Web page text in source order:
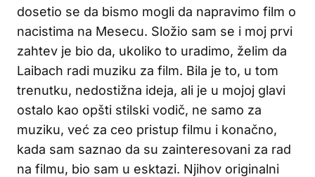
dosetio se da bismo mogli da napravimo film o
nacistima na Mesecu. Složio sam se i moj prvi
zahtev je bio da, ukoliko to uradimo, želim da
Laibach radi muziku za film. Bila je to, u tom
trenutku, nedostižna ideja, ali je u mojoj glavi
ostalo kao opšti stilski vodič, ne samo za
muziku, već za ceo pristup filmu i konačno,
kada sam saznao da su zainteresovani za rad
na filmu, bio sam u esktazi. Njihov originalni